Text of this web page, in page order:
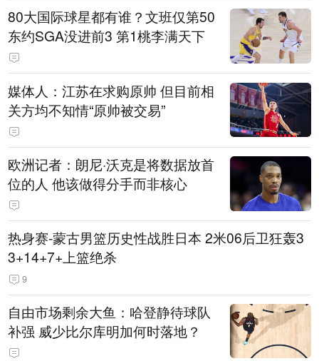
80大国际球星都有谁？文班仅第50
东约SGA没进前3 第1桃李满天下
媒体人：江苏在求购原帅 但目前相
关方均不知情“原帅被交易”
欧洲记者：朗尼·沃克是将数据放首
位的人 他该做得分手而非核心
热身赛-蒙古男篮历史性战胜日本 2米06后卫狂轰3
3+14+7+上篮绝杀
9
自由市场剩余大鱼：哈登静待球队
补强 威少比尔库明加何时落地？